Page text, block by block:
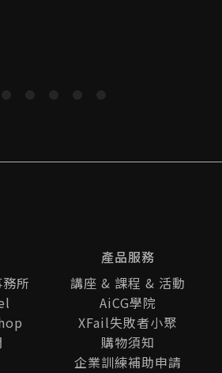
所
產品服務
講座 & 課程 & 活動
AiCG學院
XFail失敗者小聚
購物須知
企業訓練補助申請